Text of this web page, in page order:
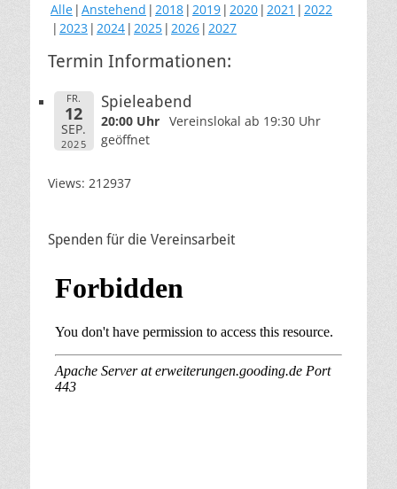
Alle Anstehend 2018 2019 2020 2021
2022
2023 2024 2025 2026 2027
Termin Informationen:
FR.
12
SEP.
2025
Spieleabend
20:00 Uhr Vereinslokal ab 19:30 Uhr
geöffnet
Views: 212937
Spenden für die Vereinsarbeit